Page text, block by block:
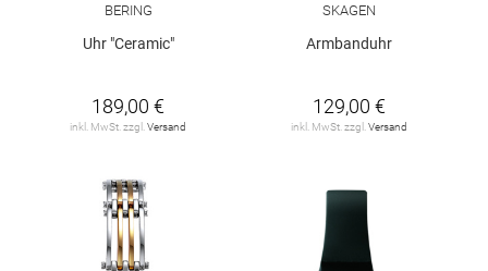
BERING
Uhr "Ceramic"
189,00 €
inkl. MwSt. zzgl. Versand
SKAGEN
Armbanduhr
129,00 €
inkl. MwSt. zzgl. Versand